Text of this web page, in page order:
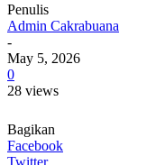
Penulis
Admin Cakrabuana
-
May 5, 2026
0
28 views
Bagikan
Facebook
Twitter